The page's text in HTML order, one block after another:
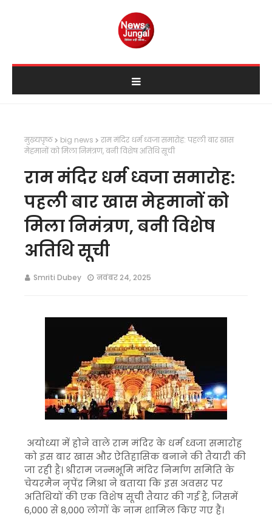
मुख्यपृष्ठ big news
राम मंदिर धर्म ध्वजा समारोह: पहली बार खास
मेहमानों को मिला निमंत्रण, बनी विशेष अतिथि सूची
राम मंदिर धर्म ध्वजा समारोह:
पहली बार खास मेहमानों को
मिला निमंत्रण, बनी विशेष
अतिथि सूची
Smriti Dubey नवंबर 24, 2025
अयोध्या में होने वाले राम मंदिर के धर्म ध्वजा समारोह
को इस बार खास और ऐतिहासिक बनाने की तैयारी की
जा रही है। श्रीराम जन्मभूमि मंदिर निर्माण समिति के
चेयरमैन नृपेंद्र मिश्रा ने बताया कि इस अवसर पर
अतिथियों की एक विशेष सूची तैयार की गई है, जिसमें
6,000 से 8,000 लोगों के नाम शामिल किए गए हैं।